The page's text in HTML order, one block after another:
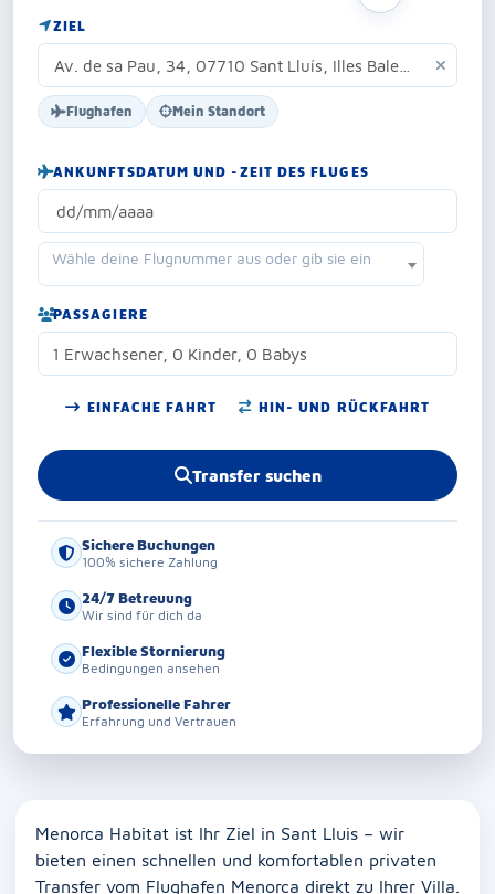
ZIEL
Flughafen Mein Standort
ANKUNFTSDATUM UND -ZEIT DES FLUGES
Wähle deine Flugnummer aus oder gib sie ein
PASSAGIERE
1 Erwachsener, 0 Kinder, 0 Babys
EINFACHE FAHRT HIN- UND RÜCKFAHRT
Transfer suchen
Sichere Buchungen
100% sichere Zahlung
24/7 Betreuung
Wir sind für dich da
Flexible Stornierung
Bedingungen ansehen
Professionelle Fahrer
Erfahrung und Vertrauen
Menorca Habitat ist Ihr Ziel in Sant Lluis – wir
bieten einen schnellen und komfortablen privaten
Transfer vom Flughafen Menorca direkt zu Ihrer Villa.